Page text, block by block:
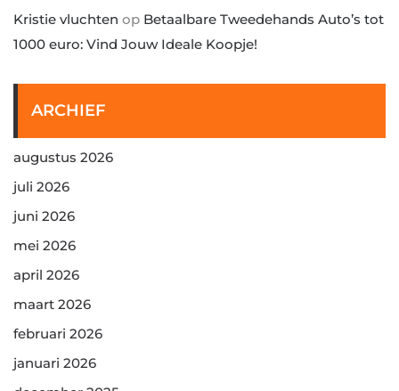
Kristie vluchten op Betaalbare Tweedehands Auto’s tot
1000 euro: Vind Jouw Ideale Koopje!
ARCHIEF
augustus 2026
juli 2026
juni 2026
mei 2026
april 2026
maart 2026
februari 2026
januari 2026